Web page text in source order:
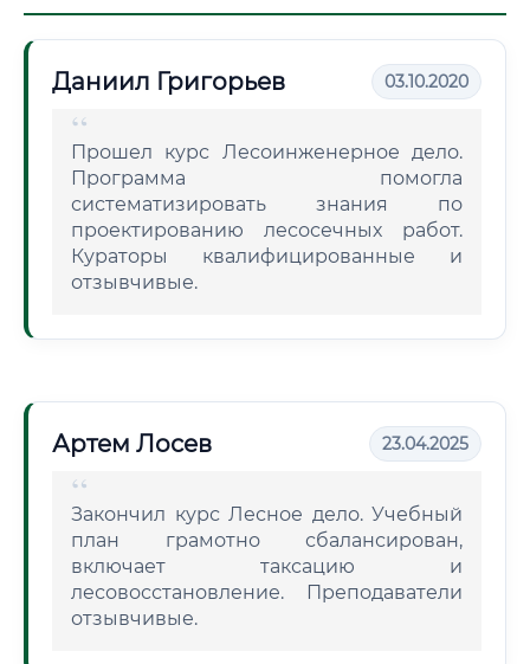
Даниил Григорьев 03.10.2020
Прошел курс Лесоинженерное дело.
Программа помогла
систематизировать знания по
проектированию лесосечных работ.
Кураторы квалифицированные и
отзывчивые.
Артем Лосев 23.04.2025
Закончил курс Лесное дело. Учебный
план грамотно сбалансирован,
включает таксацию и
лесовосстановление. Преподаватели
отзывчивые.